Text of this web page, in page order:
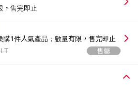
，售完即止
1件人氣產品；數量有限，售完即止
售罄